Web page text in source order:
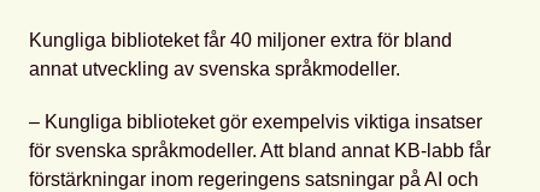
Kungliga biblioteket får 40 miljoner extra för bland
annat utveckling av svenska språkmodeller.
– Kungliga biblioteket gör exempelvis viktiga insatser
för svenska språkmodeller. Att bland annat KB-labb får
förstärkningar inom regeringens satsningar på AI och